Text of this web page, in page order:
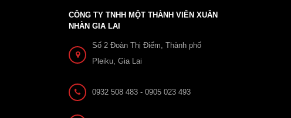
CÔNG TY TNHH MỘT THÀNH VIÊN XUÂN
NHÀN GIA LAI
Số 2 Đoàn Thị Điểm, Thành phố
Pleiku, Gia Lai
0932 508 483 - 0905 023 493